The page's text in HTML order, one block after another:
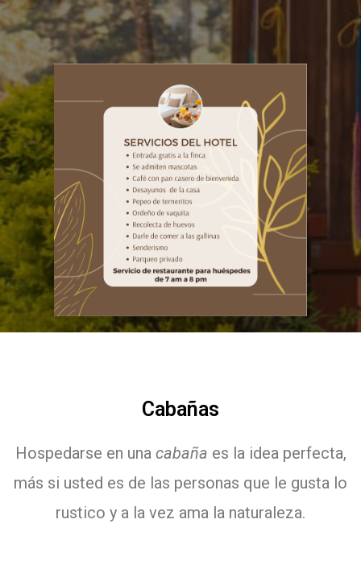
Cabañas
Hospedarse en una cabaña es la idea perfecta,
más si usted es de las personas que le gusta lo
rustico y a la vez ama la naturaleza.